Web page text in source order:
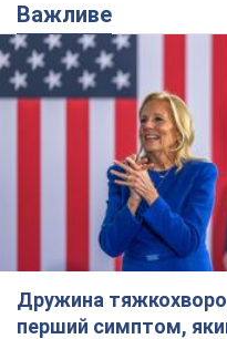
Важливе
Дружина
перший симптом,